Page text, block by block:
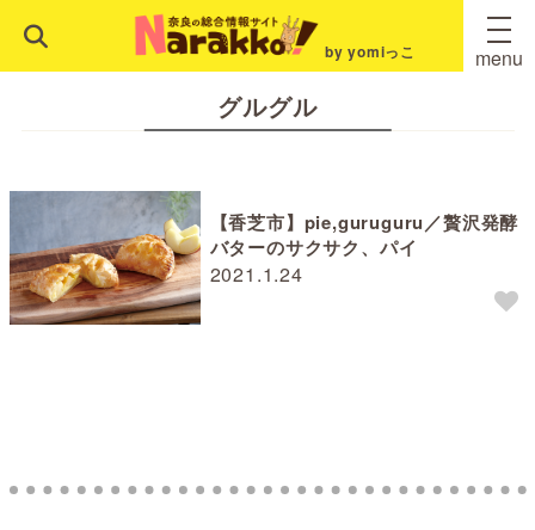
by yomiっこ menu
グルグル
2021.1.24
【香芝市】pie,guruguru／贅沢発酵
バターのサクサク、パイ